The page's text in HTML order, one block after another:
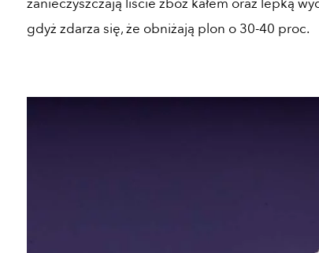
gdyż zdarza się, że obniżają plon o 30-40 proc.